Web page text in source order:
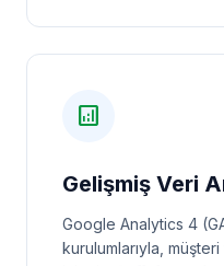
analytics
Gelişmiş Veri
Google Analytics 4
kurulumlarıyla, müşteri